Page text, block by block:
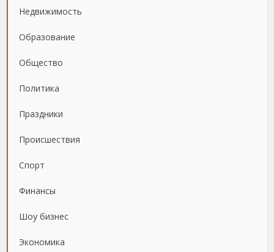
Недвижимость
Образование
Общество
Политика
Праздники
Происшествия
Спорт
Финансы
Шоу бизнес
Экономика